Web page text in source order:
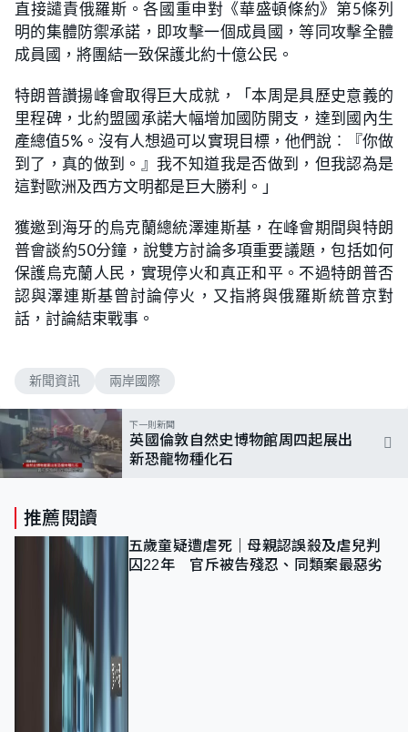
直接譴責俄羅斯。各國重申對《華盛頓條約》第5條列
明的集體防禦承諾，即攻擊一個成員國，等同攻擊全體
成員國，將團結一致保護北約十​​億公民。
特朗普讚揚峰會取得巨大成就，「本周是具歷史意義的
里程碑，北約盟國承諾大幅增加國防開支，達到國內生
產總值5%。沒有人想過可以實現目標，他們說︰『你做
到了，真的做到。』我不知道我是否做到，但我認為是
這對歐洲及西方文明都是巨大勝利。」
獲邀到海牙的烏克蘭總統澤連斯基，在峰會期間與特朗
普會談約50分鐘，說雙方討論多項重要議題，包括如何
保護烏克蘭人民，實現停火和真正和平。不過特朗普否
認與澤連斯基曾討論停火，又指將與俄羅斯統普京對
話，討論結束戰事。
新聞資訊 兩岸國際
下一則新聞
英國倫敦自然史博物館周四起展出
新恐龍物種化石
推薦閱讀
五歲童疑遭虐死｜母親認誤殺及虐兒判
囚22年 官斥被告殘忍、同類案最惡劣